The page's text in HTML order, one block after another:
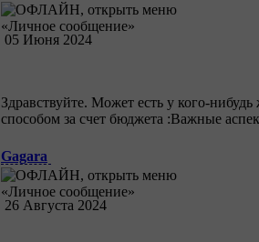
05 Июня 2024
Здравствуйте. Может есть у кого-
способом за счет бюджета :Важные
Gagara
26 Августа 2024